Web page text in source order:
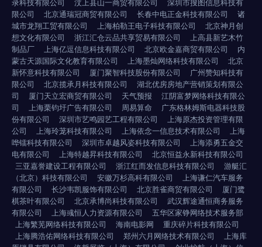
录科技有限公司
汶上县山一商贸有限公司
深圳市搜图信息科技有
限公司
北京通瑞冠商贸有限公司 长春中电正金科技有限公司
诸
城市龙翔工贸有限公司
上海柏勒王电子科技有限公司
北京神月创
想文化有限公司
浙江汇仓云品共享贸易有限公司
上高县新艺木竹
制品厂
上海亿逗信息科技有限公司 北京欧金嘉商贸有限公司
内
蒙古天源国际文化教育有限公司
上海墨灿网络科技有限公司
北京
新怀意科技有限公司
厦门聚智科技股份有限公司
广州赞知科技有
限公司
北京揽承月科技有限公司
湖北优房房地产营销策划有限公
司
厦门天立宏商贸有限公司 天气预报
江阴富梦网络科技有限公
司
上海栗钧圩广告有限公司 周易算命
广东格林姆斯电器科技股
份有限公司
深圳市艺鸣园艺工程有限公司
上海原杰投资管理有限
公司
上海玲茏科技有限公司 上海依念一信息技术有限公司
上海
哗镭科技有限公司
深圳市卓越风姿科技有限公司
上海添勇五金交
电有限公司
上海特越昇科技有限公司
北京恒益永新科技有限公司
三亚嘉誉建设工程有限公司
浙江红而发信息科技有限公司
游艇汇
（北京）科技有限公司
安徽万杉高科有限公司
上海谦仁汽车服务
有限公司
长沙韦凯服饰有限公司 北京胜雀商贸有限公司
厦门鹭
棋茶叶有限公司
北京承博尚科技有限公司
武汉辉途通恒商务服务
有限公司
上海彧恒人力资源有限公司
五华区家铮网络技术服务部
上海繁芜网络科技有限公司
海南电影网
重庆碎片科技有限公司
上海腾浩佑网络科技有限公司
郑州六月网络技术有限公司
上海库